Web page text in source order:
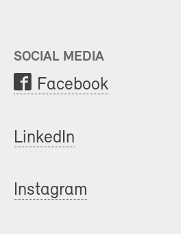
SOCIAL MEDIA
Facebook
LinkedIn
Instagram